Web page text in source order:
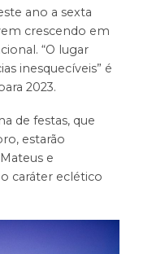
ano a sexta
crescendo em
“O lugar
inesquecíveis” é
2023.
de festas, que
estarão
e
caráter eclético